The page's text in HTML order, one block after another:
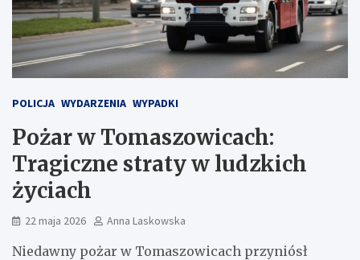
POLICJA WYDARZENIA WYPADKI
Pożar w Tomaszowicach:
Tragiczne straty w ludzkich
życiach
22 maja 2026 Anna Laskowska
Niedawny pożar w Tomaszowicach przyniósł